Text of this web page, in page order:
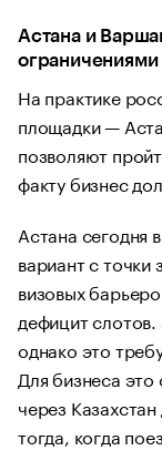
Астана и
ограничениями
На практике
площадки —
позволяют
факту бизнес
Астана сегодня
вариант с точки
визовых
дефицит
однако это
Для бизнеса это
через
тогда, когда